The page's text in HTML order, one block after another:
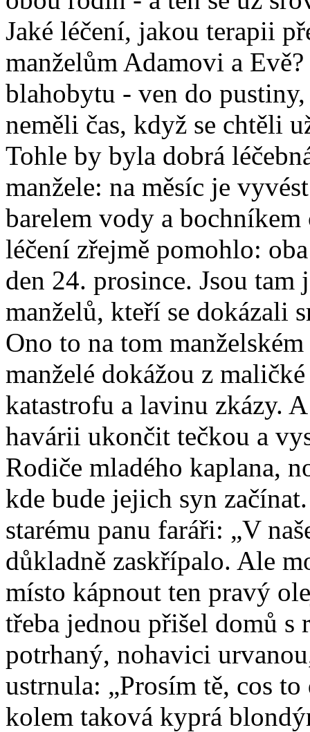
Jaké léčení, jakou terapii
manželům Adamovi a
blahobytu - ven do
neměli čas, když se chtěli
Tohle by byla dobrá
manžele: na měsíc je
barelem vody a
léčení zřejmě pomohlo:
den 24. prosince. Jsou
manželů, kteří se dokázali
Ono to na tom
manželé dokážou z
katastrofu a lavinu zkázy.
havárii ukončit tečkou a
Rodiče mladého kaplana,
kde bude jejich syn
starému panu faráři: „V
důkladně zaskřípalo. Ale
místo kápnout ten pravý
třeba jednou přišel domů s
potrhaný, nohavici
ustrnula: „Prosím tě, cos
kolem taková kyprá